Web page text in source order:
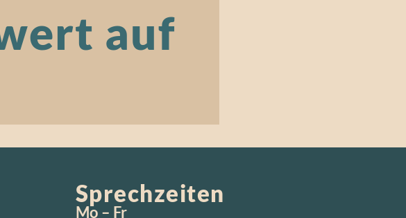
auf
Sprechzeiten
Mo – Fr